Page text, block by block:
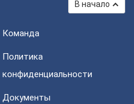
В начало
Команда
Политика
конфиденциальности
Документы